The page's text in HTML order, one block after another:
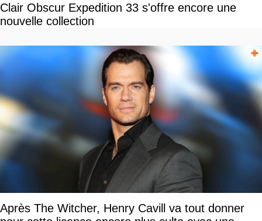
Clair Obscur Expedition 33 s'offre encore une
nouvelle collection
Après The Witcher, Henry Cavill va tout donner